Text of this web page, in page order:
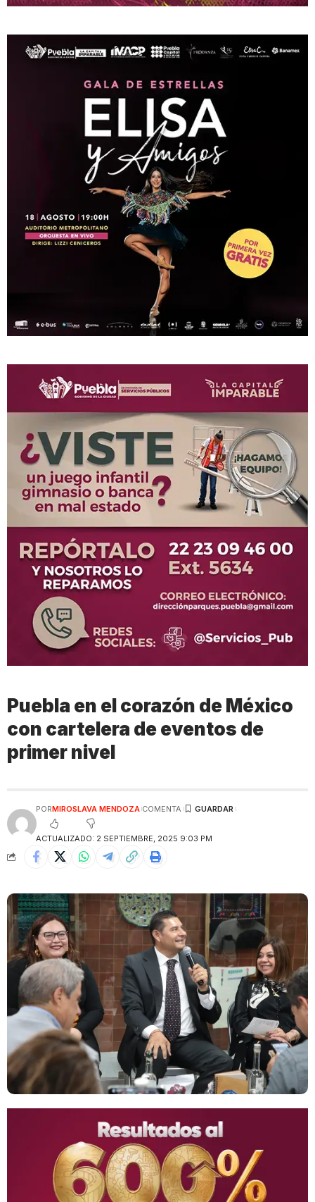
Puebla en el corazón de México
con cartelera de eventos de
primer nivel
ACTUALIZADO: 2 SEPTIEMBRE, 2025 9:03 PM
PORMIROSLAVA MENDOZA COMENTA